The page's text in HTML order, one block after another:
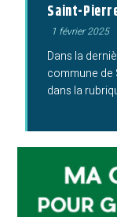
Saint-
Publication
1 février 2025
Dans la
commune de
dans la